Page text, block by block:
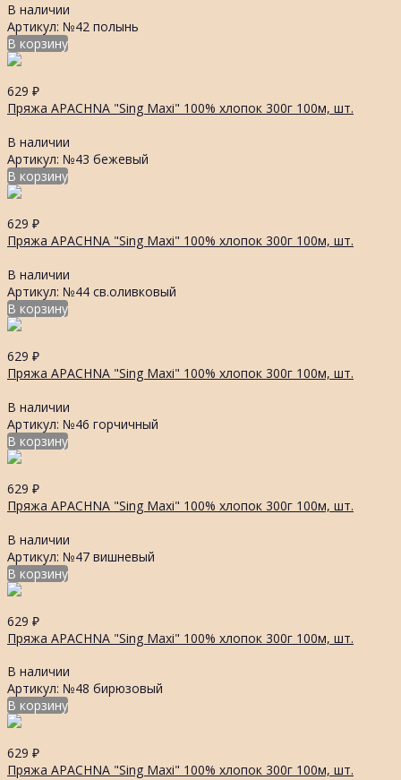
В наличии
Артикул: №42 полынь
В корзину
629 ₽
Пряжа APACHNA "Sing Maxi" 100% хлопок 300г 100м, шт.
В наличии
Артикул: №43 бежевый
В корзину
629 ₽
Пряжа APACHNA "Sing Maxi" 100% хлопок 300г 100м, шт.
В наличии
Артикул: №44 св.оливковый
В корзину
629 ₽
Пряжа APACHNA "Sing Maxi" 100% хлопок 300г 100м, шт.
В наличии
Артикул: №46 горчичный
В корзину
629 ₽
Пряжа APACHNA "Sing Maxi" 100% хлопок 300г 100м, шт.
В наличии
Артикул: №47 вишневый
В корзину
629 ₽
Пряжа APACHNA "Sing Maxi" 100% хлопок 300г 100м, шт.
В наличии
Артикул: №48 бирюзовый
В корзину
629 ₽
Пряжа APACHNA "Sing Maxi" 100% хлопок 300г 100м, шт.